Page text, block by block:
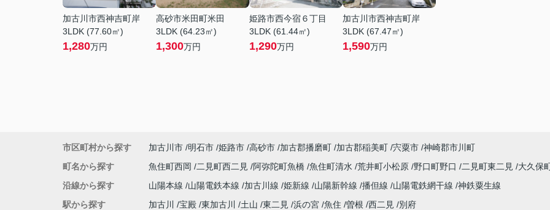
加古川市西神吉町岸
3LDK (77.60㎡)
1,280万円
高砂市米田町米田
3LDK (64.23㎡)
1,300万円
姫路市西今宿６丁目
3LDK (61.44㎡)
1,290万円
加古川市西神吉町岸
3LDK (67.47㎡)
1,590万円
市区町村から探す 加古川市 明石市 姫路市 高砂市 加古郡播磨町 加古郡稲美町 宍粟市 神崎郡市川町
町名から探す
魚住町西岡 二見町西二見 阿弥陀町魚橋 魚住町清水 荒井町小松原 野口町野口 二見町東二見
大久保
沿線から探す
山陽本線 山陽電鉄本線 加古川線 姫新線 山陽新幹線 播但線 山陽電鉄網干線 神鉄粟生線
駅から探す
加古川 宝殿 東加古川 土山 東二見 浜の宮 魚住 曽根 西二見 別府